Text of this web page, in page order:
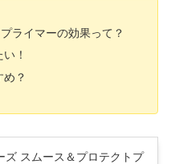
ライマーの効果って？
！
？
ズ スムース＆プロテクトプ